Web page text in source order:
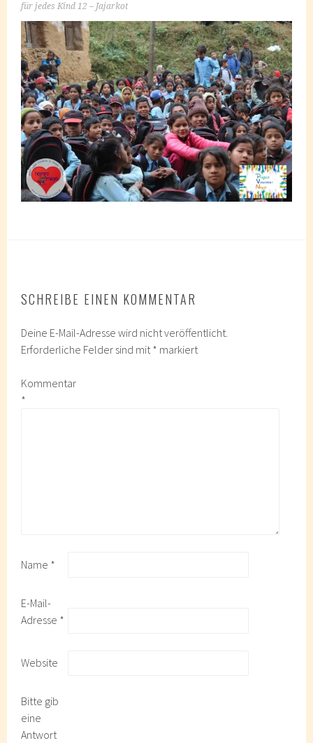
für jedes Kind 12 – Jajarkot
SCHREIBE EINEN KOMMENTAR
Deine E-Mail-Adresse wird nicht veröffentlicht.
Erforderliche Felder sind mit * markiert
Kommentar
*
Name *
E-Mail-
Adresse *
Website
Bitte gib
eine
Antwort